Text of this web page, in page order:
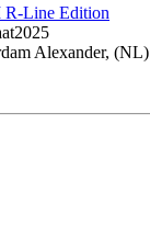
R-Line Edition
2025
Alexander, (NL)